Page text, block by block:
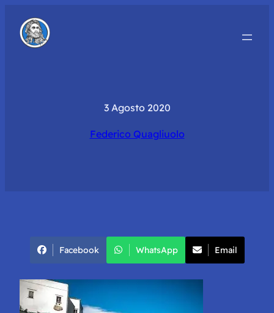
3 Agosto 2020
Federico Quagliuolo
Facebook WhatsApp Email